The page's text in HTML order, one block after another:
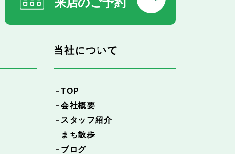
来店のご予約
当社について
TOP
会社概要
スタッフ紹介
まち散歩
ブログ